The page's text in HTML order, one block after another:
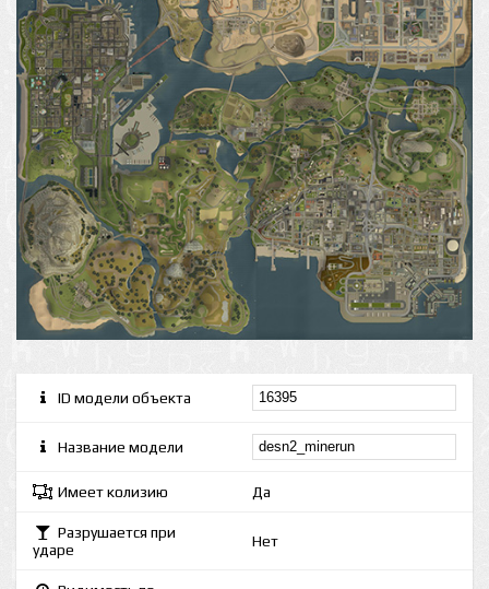
ID модели объекта
Название модели
Имеет колизию Да
Разрушается при
ударе
Нет